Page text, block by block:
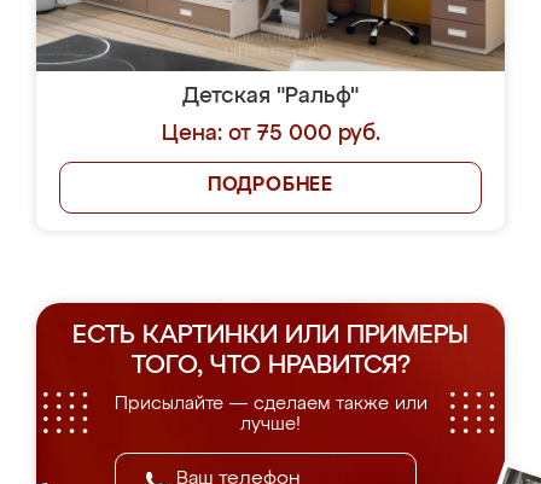
Детская "Ральф"
Цена: от 75 000 руб.
ПОДРОБНЕЕ
ЕСТЬ КАРТИНКИ ИЛИ ПРИМЕРЫ
ТОГО, ЧТО НРАВИТСЯ?
Присылайте — сделаем также или
лучше!